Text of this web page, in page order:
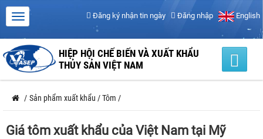
Đăng ký nhận tin ngày Đăng nhập English
HIỆP HỘI CHẾ BIẾN VÀ XUẤT KHẨU
THỦY SẢN VIỆT NAM
/ Sản phẩm xuất khẩu /Tôm /
Giá tôm xuất khẩu của Việt Nam tại Mỹ